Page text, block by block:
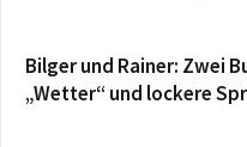
Bilger und Rainer: Zwei
„Wetter“ und lockere